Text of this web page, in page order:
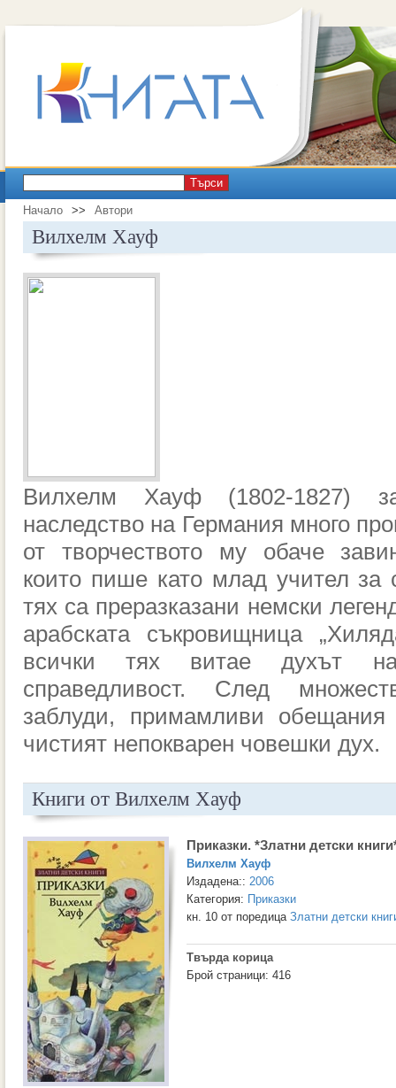
Търси
Начало >> Автори
Вилхелм Хауф
Вилхелм Хауф (1802-1827)
наследство на Германия много
от творчеството му обаче
които пише като млад учител за
тях са преразказани немски
арабската съкровищница
всички тях витае духът
справедливост. След
заблуди, примамливи обещания
чистият непокварен човешки дух.
Книги от Вилхелм Хауф
Приказки. *Златни детски
Вилхелм Хауф
Издадена:: 2006
Категория: Приказки
кн. 10 от поредица Златни детски
Твърда корица
Брой страници: 416